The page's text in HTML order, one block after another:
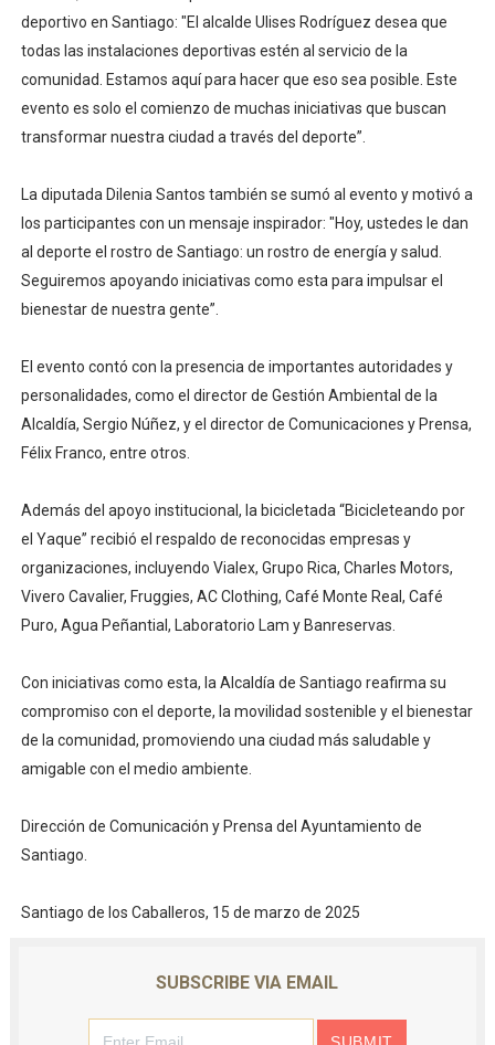
deportivo en Santiago: "El alcalde Ulises Rodríguez desea que
todas las instalaciones deportivas estén al servicio de la
comunidad. Estamos aquí para hacer que eso sea posible. Este
evento es solo el comienzo de muchas iniciativas que buscan
transformar nuestra ciudad a través del deporte”.
La diputada Dilenia Santos también se sumó al evento y motivó a
los participantes con un mensaje inspirador: "Hoy, ustedes le dan
al deporte el rostro de Santiago: un rostro de energía y salud.
Seguiremos apoyando iniciativas como esta para impulsar el
bienestar de nuestra gente”.
El evento contó con la presencia de importantes autoridades y
personalidades, como el director de Gestión Ambiental de la
Alcaldía, Sergio Núñez, y el director de Comunicaciones y Prensa,
Félix Franco, entre otros.
Además del apoyo institucional, la bicicletada “Bicicleteando por
el Yaque” recibió el respaldo de reconocidas empresas y
organizaciones, incluyendo Vialex, Grupo Rica, Charles Motors,
Vivero Cavalier, Fruggies, AC Clothing, Café Monte Real, Café
Puro, Agua Peñantial, Laboratorio Lam y Banreservas.
Con iniciativas como esta, la Alcaldía de Santiago reafirma su
compromiso con el deporte, la movilidad sostenible y el bienestar
de la comunidad, promoviendo una ciudad más saludable y
amigable con el medio ambiente.
Dirección de Comunicación y Prensa del Ayuntamiento de
Santiago.
Santiago de los Caballeros, 15 de marzo de 2025
SUBSCRIBE VIA EMAIL